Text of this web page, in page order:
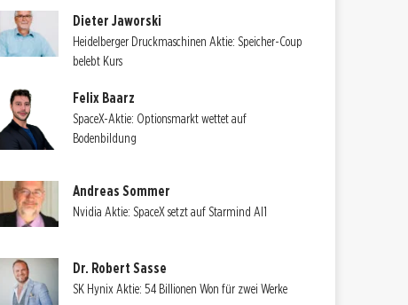
Dieter Jaworski
Heidelberger Druckmaschinen Aktie: Speicher-Coup
belebt Kurs
Felix Baarz
SpaceX-Aktie: Optionsmarkt wettet auf
Bodenbildung
Andreas Sommer
Nvidia Aktie: SpaceX setzt auf Starmind AI1
Dr. Robert Sasse
SK Hynix Aktie: 54 Billionen Won für zwei Werke